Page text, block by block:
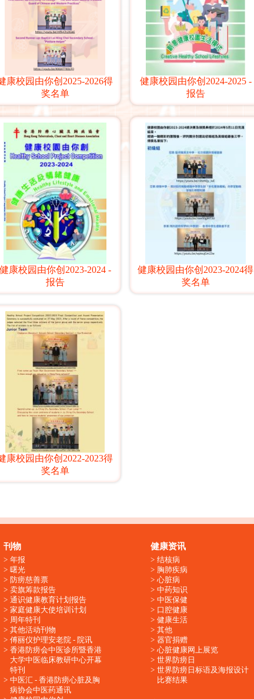
康校园由你创2025-2026得
奖名单
健康校园由你创2024-2025 -
报告
健康校园由你创2023-2024 -
报告
健康校园由你创2023-2024得
奖名单
康校园由你创2022-2023得
奖名单
刊物
年报
曙光
防痨慈善票
卖旗筹款报告
通识健康教育计划报告
家庭健康大使培训计划
周年特刊
其他活动刊物
傅丽仪护理安老院 - 院讯
香港防痨会中医诊所暨香港
大学中医临床教研中心开幕
特刊
中医汇 - 香港防痨心脏及胸
病协会中医药通讯
健康资讯
结核病
胸肺疾病
心脏病
中药知识
中医保健
口腔健康
健康生活
其他
器官捐赠
心脏健康网上展览
世界防痨日
世界防痨日标语及海报设计
比赛结果